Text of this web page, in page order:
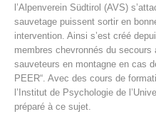
l’Alpenverein Südtirol (AVS)
sauvetage puissent sortir en
intervention. Ainsi s’est créé
membres chevronnés du secours
sauveteurs en montagne en cas
PEER“. Avec des cours de
l’Institut de Psychologie de
préparé à ce sujet.